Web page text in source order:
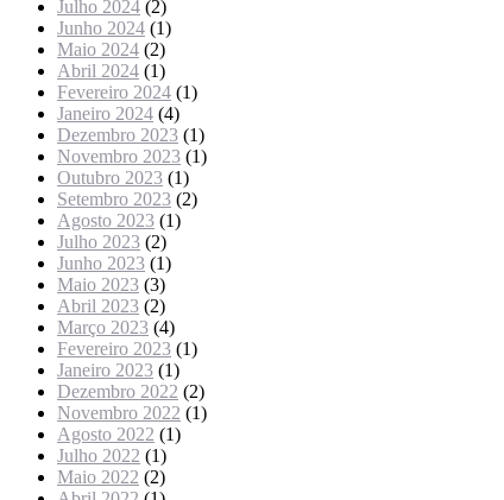
Julho 2024 (2)
Junho 2024 (1)
Maio 2024 (2)
Abril 2024 (1)
Fevereiro 2024 (1)
Janeiro 2024 (4)
Dezembro 2023 (1)
Novembro 2023 (1)
Outubro 2023 (1)
Setembro 2023 (2)
Agosto 2023 (1)
Julho 2023 (2)
Junho 2023 (1)
Maio 2023 (3)
Abril 2023 (2)
Março 2023 (4)
Fevereiro 2023 (1)
Janeiro 2023 (1)
Dezembro 2022 (2)
Novembro 2022 (1)
Agosto 2022 (1)
Julho 2022 (1)
Maio 2022 (2)